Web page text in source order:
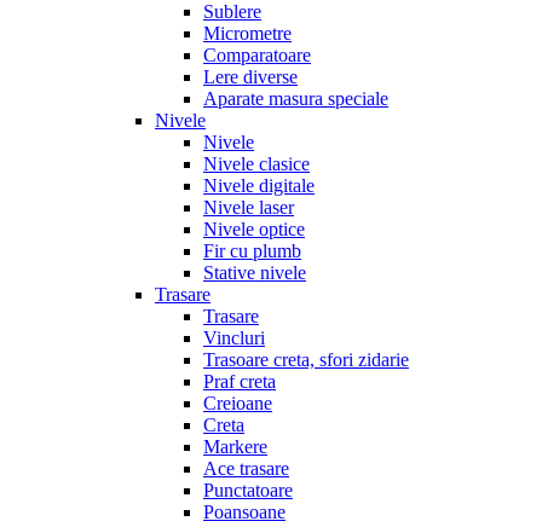
Sublere
Micrometre
Comparatoare
Lere diverse
Aparate masura speciale
Nivele
Nivele
Nivele clasice
Nivele digitale
Nivele laser
Nivele optice
Fir cu plumb
Stative nivele
Trasare
Trasare
Vincluri
Trasoare creta, sfori zidarie
Praf creta
Creioane
Creta
Markere
Ace trasare
Punctatoare
Poansoane